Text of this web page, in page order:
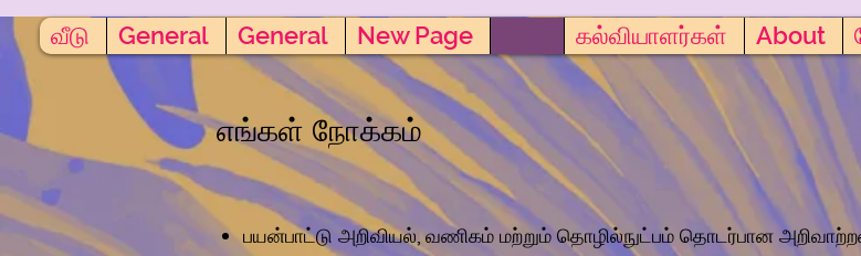
எங்கள் நோக்கம்
பயன்பாட்டு அறிவியல், வணிகம் மற்றும் தொழில்நுட்பம் தொடர்பான
வீடு General General New Page கல்வியாளர்கள் About